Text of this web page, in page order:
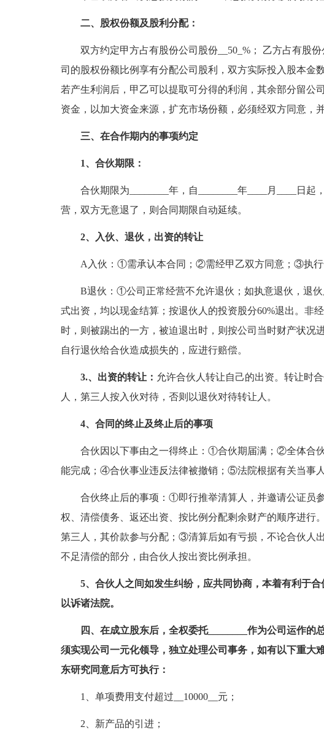
二、股权份额及股利分配：
双方约定甲方占有股份公司股份__50_%； 乙方占有股
司的股权份额比例享有分配公司股利，双方实际投入股本金
若产生利润后，甲乙可以提取可分得的利润，其余部分留公
资金，以加大资金来源，扩充市场份额，必须经双方同意，
三、在合作期内的事项约定
1、合伙期限：
合伙期限为________年，自________年____月____日起
营，双方无意退了，则合同期限自动延续。
2、入伙、退伙，出资的转让
A入伙：①需承认本合同；②需经甲乙双方同意；③执行
B退伙：①公司正常经营不允许退伙；如执意退伙，退
式出资，均以现金结算；按退伙人的投资股分60%退出。非
时，则被踢出的一方，被迫退出时，则按公司当时财产状
自行退伙给合伙造成损失的，应进行赔偿。
3.、出资的转让： 允许合伙人转让自己的出资。转让时
人，第三人按入伙对待，否则以退伙对待转让人。
4、合同的终止及终止后的事项
合伙因以下事由之一得终止：①合伙期届满；②全体合
能完成；④合伙事业违反法律被撤销；⑤法院根据有关当事人
合伙终止后的事项：①即行推举清算人，并邀请公证员
权、清偿债务、返还出资、按比例分配剩余财产的顺序进行
第三人，其价款参与分配；③清算后如有亏损，不论合伙人
不足清偿的部分，由合伙人按出资比例承担。
5、合伙人之间如发生纠纷，应共同协商，本着有利于
以诉诸法院。
四、在成立股东后，全权委托________作为公司运作
须实现公司一元化领导，独立处理公司事务，如有以下重大
东研究同意后方可执行：
1、单项费用支付超过__10000__元；
2、新产品的引进；